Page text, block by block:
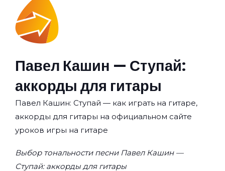
Павел Кашин — Ступай:
аккорды для гитары
Павел Кашин: Ступай — как играть на гитаре,
аккорды для гитары на официальном сайте
уроков игры на гитаре
Выбор тональности песни Павел Кашин —
Ступай: аккорды для гитары